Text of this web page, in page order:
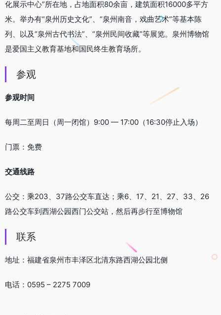
化展示中心”所在地，占地面积80余亩，建筑面积16000多平方
米。举办有“泉州历史文化”、“泉州南音，戏曲艺术”等基本陈
列、以及“泉州古代书法”、“泉州民间收藏”等展览。泉州博物馆
是爱国主义教育基地和国民终生教育场所。
参观
参观时间
每周二至周日（周一闭馆）9:00 — 17:00（16:30停止入场）
门票：免费
交通线路
公交：乘203、37路公交车直达；乘6、17、21、27、33、26
路公交车到西湖公园西门公交站，然后再步行至博物馆
联系
地址：福建省泉州市丰泽区北清东路西湖公园北侧
电话：0595 – 2275 7009